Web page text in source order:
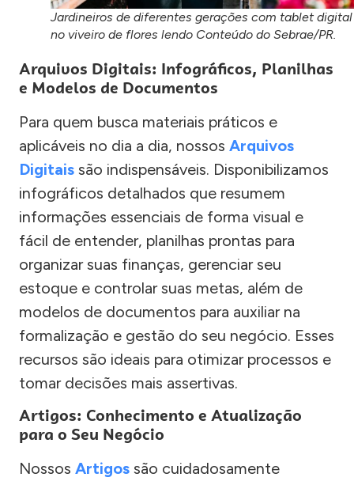
Jardineiros de diferentes gerações com tablet digital
no viveiro de flores lendo Conteúdo do Sebrae/PR.
Arquivos Digitais: Infográficos, Planilhas
e Modelos de Documentos
Para quem busca materiais práticos e
aplicáveis no dia a dia, nossos Arquivos
Digitais são indispensáveis. Disponibilizamos
infográficos detalhados que resumem
informações essenciais de forma visual e
fácil de entender, planilhas prontas para
organizar suas finanças, gerenciar seu
estoque e controlar suas metas, além de
modelos de documentos para auxiliar na
formalização e gestão do seu negócio. Esses
recursos são ideais para otimizar processos e
tomar decisões mais assertivas.
Artigos: Conhecimento e Atualização
para o Seu Negócio
Nossos Artigos são cuidadosamente